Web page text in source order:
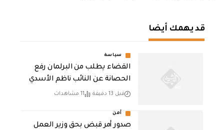
قد يهمك أيضا
سياسة
القضاء يطلب من البرلمان رفع
الحصانة عن النائب ناظم الأسدي
قبل 13 دقيقة 11 مشاهدات
أمن
صدور أمر قبض بحق وزير العمل